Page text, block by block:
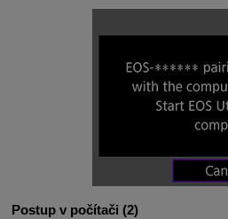
Postup v počítači (2)